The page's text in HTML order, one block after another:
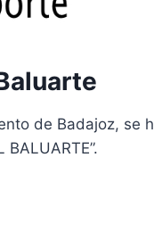
de Badajoz, se
BALUARTE”.